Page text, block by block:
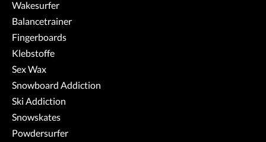
Wakesurfer
Balancetrainer
Fingerboards
Klebstoffe
Sex Wax
Snowboard Addiction
Ski Addiction
Snowskates
Powdersurfer